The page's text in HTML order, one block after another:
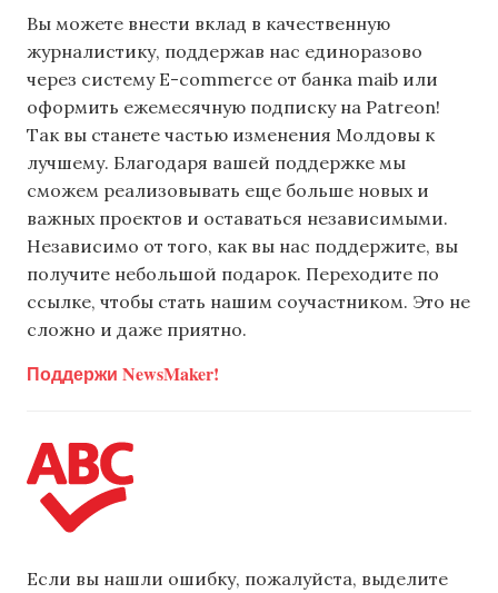
Вы можете внести вклад в качественную
журналистику, поддержав нас единоразово
через систему E-commerce от банка maib или
оформить ежемесячную подписку на Patreon!
Так вы станете частью изменения Молдовы к
лучшему. Благодаря вашей поддержке мы
сможем реализовывать еще больше новых и
важных проектов и оставаться независимыми.
Независимо от того, как вы нас поддержите, вы
получите небольшой подарок. Переходите по
ссылке, чтобы стать нашим соучастником. Это не
сложно и даже приятно.
Поддержи NewsMaker!
Если вы нашли ошибку, пожалуйста, выделите